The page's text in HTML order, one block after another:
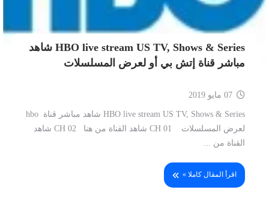
HBO live stream US TV, Shows & Series شاهد
مباشر قناة إتش بي أو لعرض المسلسلات
HBO live stream US TV, Shows & Series شاهد مباشر قناة hbo
لعرض المسلسلات CH 01 شاهد القناة من هنا CH 02 شاهد
القناة من ...
اقرأ المقال كاملا »